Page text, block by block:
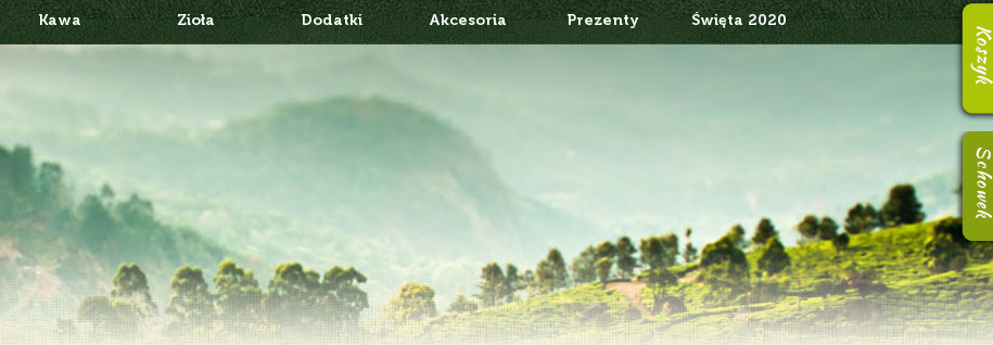
Kawa Zioła Dodatki Akcesoria Prezenty Święta 2020